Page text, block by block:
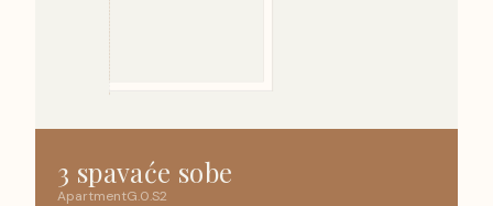
3 spavaće sobe
ApartmentG.0.S2